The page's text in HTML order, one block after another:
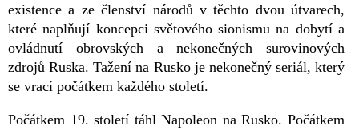
existence a ze členství národů v těchto dvou útvarech,
které naplňují koncepci světového sionismu na dobytí a
ovládnutí obrovských a nekonečných surovinových
zdrojů Ruska. Tažení na Rusko je nekonečný seriál, který
se vrací počátkem každého století.
Počátkem 19. století táhl Napoleon na Rusko. Počátkem